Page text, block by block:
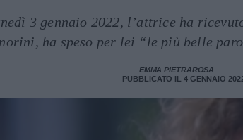
3 gennaio 2022, l’attrice ha
ha speso per lei “le più belle
EMMA PIETRAROSA
PUBBLICATO IL 4 GENNAIO